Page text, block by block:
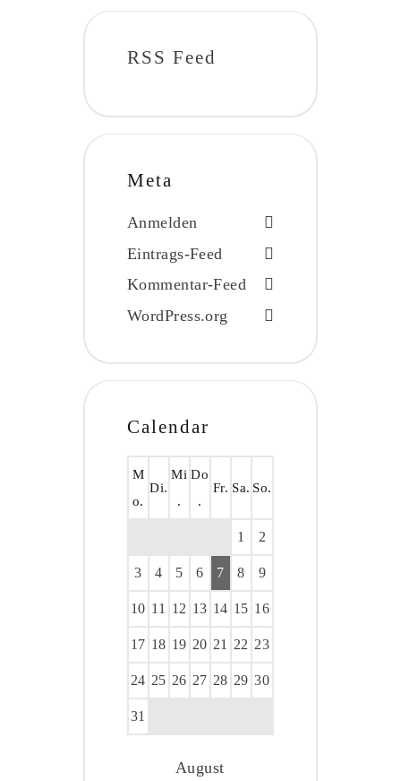
RSS Feed
Meta
Anmelden
Eintrags-Feed
Kommentar-Feed
WordPress.org
Calendar
August
M
o.
Di.
Mi
.
Do
.
Fr. Sa. So.
1 2
3 4 5 6 7 8 9
10 11 12 13 14 15 16
17 18 19 20 21 22 23
24 25 26 27 28 29 30
31